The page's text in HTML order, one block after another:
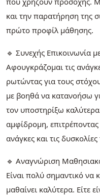
και την παρατήρηση της
πρώτο προφίλ μάθησης.
🔹 Συνεχής Επικοινωνία
Αφουγκράζομαι τις
ρωτώντας για τους
με βοηθά να κατανοήσω
τον υποστηρίξω
αμφίδρομη,
ανάγκες και τις δυσκολίες
🔹 Αναγνώριση
Είναι πολύ σημαντικό
μαθαίνει καλύτερα. Είτε